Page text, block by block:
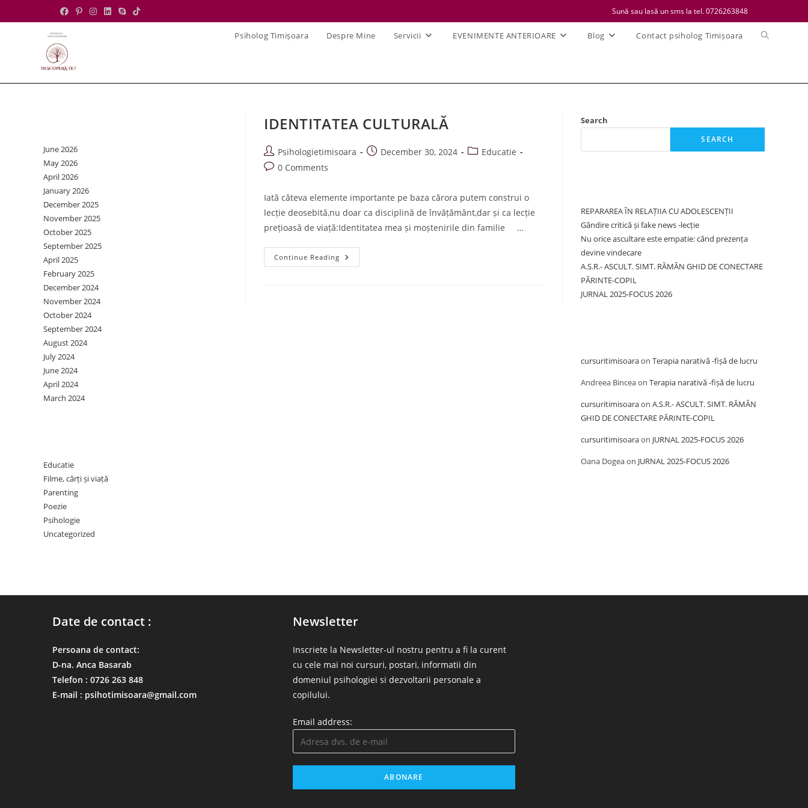
to
Sună sau lasă un sms la tel. 0726263848
Psiholog Timișoara Despre Mine Servicii EVENIMENTE ANTERIOARE Blog Contact psiholog Timișoara
Toggle
IDENTITATEA CULTURALĂ
Post
author:
Psihologietimisoara
PostDecember 30, 2024
PostEducatie
Post0 Comments
Iată câteva elemente importante pe baza cărora putem construi o
lecție deosebită,nu doar ca disciplină de învățământ,dar și ca lecție
prețioasă de viață:Identitatea mea și moștenirile din familie …
Continue Reading IDENTITATEA
CULTURALĂ
June 2026
May 2026
April 2026
January 2026
December 2025
November 2025
October 2025
September 2025
April 2025
February 2025
December 2024
November 2024
October 2024
September 2024
August 2024
July 2024
June 2024
April 2024
March 2024
Educatie
Filme, cărți și viață
Parenting
Poezie
Psihologie
Uncategorized
Search
SEARCH
REPARAREA ÎN RELAȚIIA CU ADOLESCENȚII
Gândire critică și fake news -lecție
Nu orice ascultare este empatie: când prezența
devine vindecare
A.S.R.- ASCULT. SIMT. RĂMÂN GHID DE CONECTARE
PĂRINTE-COPIL
JURNAL 2025-FOCUS 2026
cursuritimisoaraon Terapia narativă -fișă de lucru
Andreea Binceaon Terapia narativă -fișă de lucru
cursuritimisoaraon A.S.R.- ASCULT. SIMT. RĂMÂN
GHID DE CONECTARE PĂRINTE-COPIL
cursuritimisoaraon JURNAL 2025-FOCUS 2026
Oana Dogeaon JURNAL 2025-FOCUS 2026
Date de contact :
Persoana de contact:
D-na. Anca Basarab
Telefon : 0726 263 848
E-mail : psihotimisoara@gmail.com
Newsletter
Inscriete la Newsletter-ul nostru pentru a fi la curent
cu cele mai noi cursuri, postari, informatii din
domeniul psihologiei si dezvoltarii personale a
copilului.
Email address: